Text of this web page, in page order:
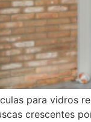
para vidros
crescentes